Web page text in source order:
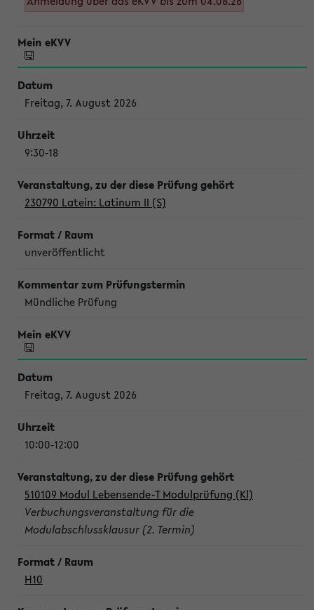
Freitag, 7. August 2026
9:30-18
230790 Latein: Latinum II (S)
unveröffentlicht
Mündliche Prüfung
Freitag, 7. August 2026
10:00-12:00
510109 Modul Lebensende-T Modulprüfung (Kl)
Verbuchungsveranstaltung für die
Modulabschlussklausur (2. Termin)
H10